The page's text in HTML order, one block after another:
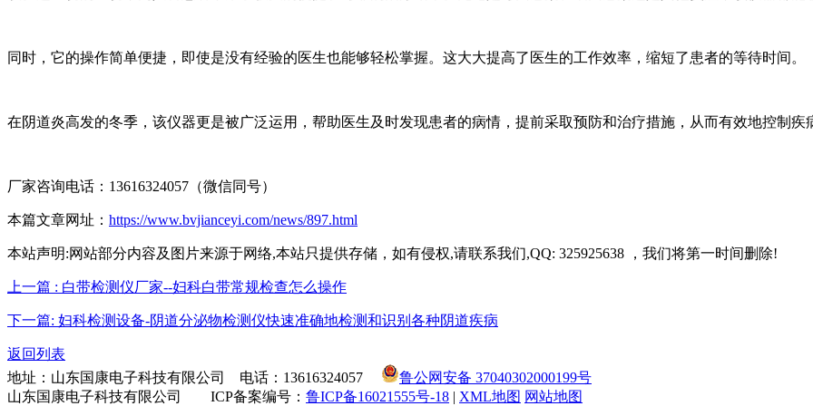
同时，它的操作简单便捷，即使是没有经验的医生也能够轻松掌握。这大大提高了医生的工作效率，缩短了患者的等待时间。
在阴道炎高发的冬季，该仪器更是被广泛运用，帮助医生及时发现患者的病情，提前采取预防和治疗措施，从而有效地控制疾
厂家咨询电话：13616324057（微信同号）
本篇文章网址： https://www.bvjianceyi.com/news/897.html
本站声明:网站部分内容及图片来源于网络,本站只提供存储，如有侵权,请联系我们,QQ: 325925638 ，我们将第一时间删除!
上一篇 : 白带检测仪厂家--妇科白带常规检查怎么操作
下一篇: 妇科检测设备-阴道分泌物检测仪快速准确地检测和识别各种阴道疾病
返回列表
地址：山东国康电子科技有限公司 电话：13616324057
鲁公网安备 37040302000199号
山东国康电子科技有限公司 ICP备案编号： 鲁ICP备16021555号-18 | XML地图 网站地图